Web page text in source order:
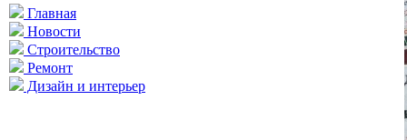
Главная
Новости
Строительство
Ремонт
Дизайн и интерьер